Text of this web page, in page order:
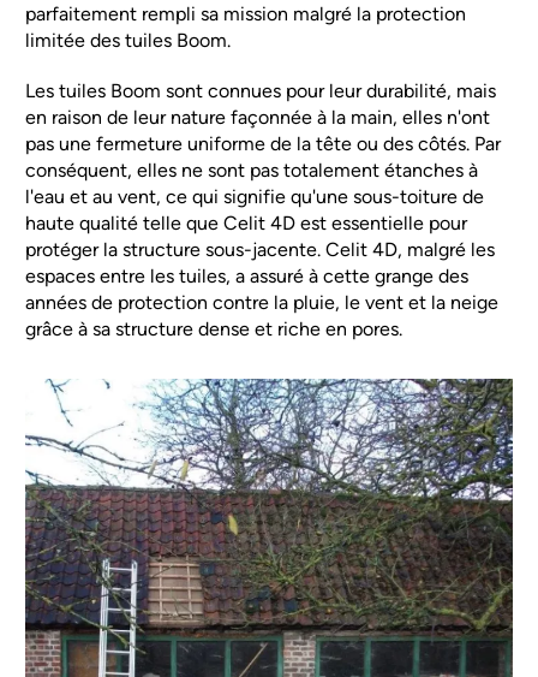
parfaitement rempli sa mission malgré la protection
limitée des tuiles Boom.
Les tuiles Boom sont connues pour leur durabilité, mais
en raison de leur nature façonnée à la main, elles n'ont
pas une fermeture uniforme de la tête ou des côtés. Par
conséquent, elles ne sont pas totalement étanches à
l'eau et au vent, ce qui signifie qu'une sous-toiture de
haute qualité telle que Celit 4D est essentielle pour
protéger la structure sous-jacente. Celit 4D, malgré les
espaces entre les tuiles, a assuré à cette grange des
années de protection contre la pluie, le vent et la neige
grâce à sa structure dense et riche en pores.